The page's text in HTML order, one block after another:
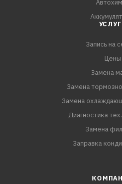
Запись на
Цены
Замена
Замена
Замена
Диагностика
Замена
Заправка